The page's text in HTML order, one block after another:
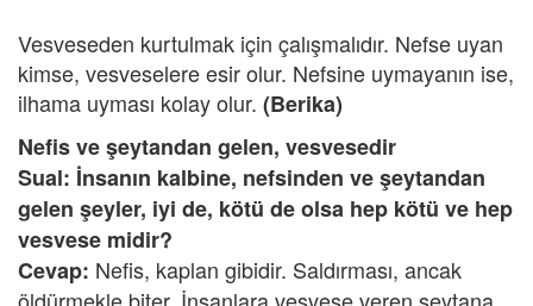
Vesveseden kurtulmak için çalışmalıdır. Nefse uyan
kimse, vesveselere esir olur. Nefsine uymayanın ise,
ilhama uyması kolay olur. (Berika)
Nefis ve şeytandan gelen, vesvesedir
Sual: İnsanın kalbine, nefsinden ve şeytandan
gelen şeyler, iyi de, kötü de olsa hep kötü ve hep
vesvese midir?
Cevap: Nefis, kaplan gibidir. Saldırması, ancak